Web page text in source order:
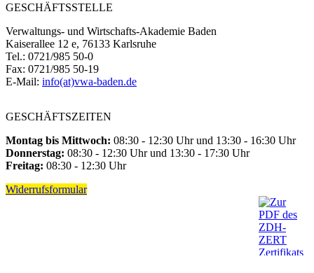
GESCHÄFTSSTELLE
Verwaltungs- und Wirtschafts-Akademie Baden
Kaiserallee 12 e, 76133 Karlsruhe
Tel.: 0721/985 50-0
Fax: 0721/985 50-19
E-Mail: info(at)vwa-baden.de
GESCHÄFTSZEITEN
Montag bis Mittwoch: 08:30 - 12:30 Uhr und 13:30 - 16:30 Uhr
Donnerstag: 08:30 - 12:30 Uhr und 13:30 - 17:30 Uhr
Freitag: 08:30 - 12:30 Uhr
Widerrufsformular